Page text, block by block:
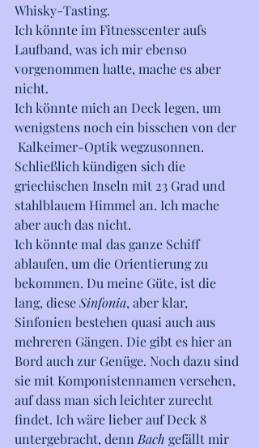
Whisky-Tasting.
Ich könnte im Fitnesscenter aufs
Laufband, was ich mir ebenso
vorgenommen hatte, mache es aber
nicht.
Ich könnte mich an Deck legen, um
wenigstens noch ein bisschen von der
Kalkeimer-Optik wegzusonnen.
Schließlich kündigen sich die
griechischen Inseln mit 23 Grad und
stahlblauem Himmel an. Ich mache
aber auch das nicht.
Ich könnte mal das ganze Schiff
ablaufen, um die Orientierung zu
bekommen. Du meine Güte, ist die
lang, diese Sinfonia, aber klar,
Sinfonien bestehen quasi auch aus
mehreren Gängen. Die gibt es hier an
Bord auch zur Genüge. Noch dazu sind
sie mit Komponistennamen versehen,
auf dass man sich leichter zurecht
findet. Ich wäre lieber auf Deck 8
untergebracht, denn Bach gefällt mir